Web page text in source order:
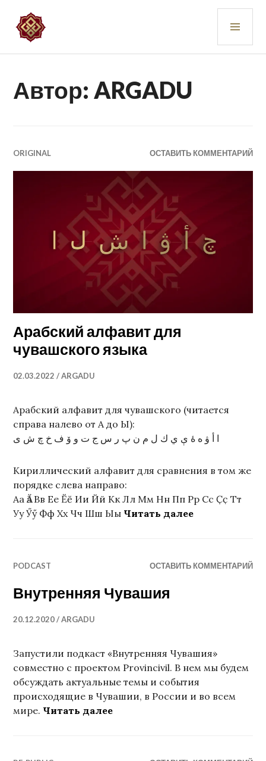
содержимому
ARGADU
Автор: ARGADU
ORIGINAL ОСТАВИТЬ КОММЕНТАРИЙ
Арабский алфавит для
чувашского языка
02.03.2022 ARGADU
Арабский алфавит для чувашского (читается
справа налево от А до Ы):
ا أ ۋ ە ۀ ې ي ك ل م ن پ ر س ج ت و؜ ۆ ف خ چ ش ى
Кириллический алфавит для сравнения в том же
порядке слева направо:
Аа Ӑӑ Вв Ее Ӗӗ Ии Йй Кк Лл Мм Нн Пп Рр Сс Ҫҫ Тт
Уу Ӳӳ Фф Хх Чч Шш Ыы Читать далееАрабский
PODCAST ОСТАВИТЬ КОММЕНТАРИЙ
Внутренняя Чувашия
20.12.2020 ARGADU
Запустили подкаст «Внутренняя Чувашия»
совместно с проектом Provincivil. В нем мы будем
обсуждать актуальные темы и события
происходящие в Чувашии, в России и во всем
мире. Читать далееВнутренняя Чувашия